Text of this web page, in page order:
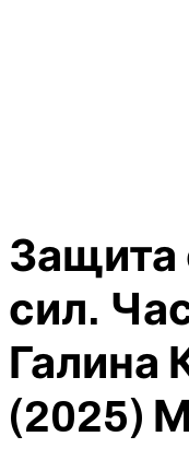
Защита
сил.
Галина
(2025)